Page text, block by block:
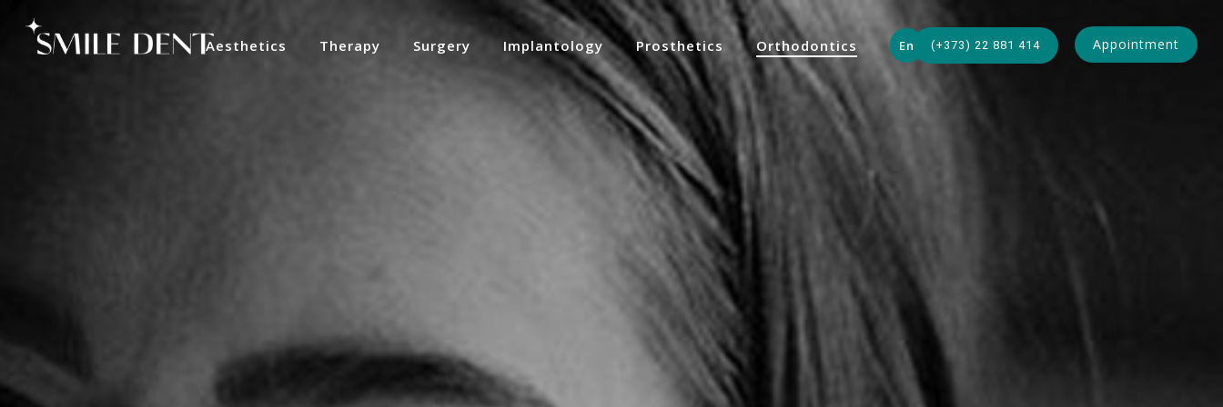
Aesthetics Therapy Surgery Implantology Prosthetics Orthodontics En (+373) 22 881 414 Appointment